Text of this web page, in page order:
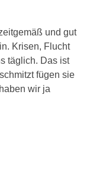
und gut
Krisen, Flucht
täglich. Das ist
fügen sie
wir ja